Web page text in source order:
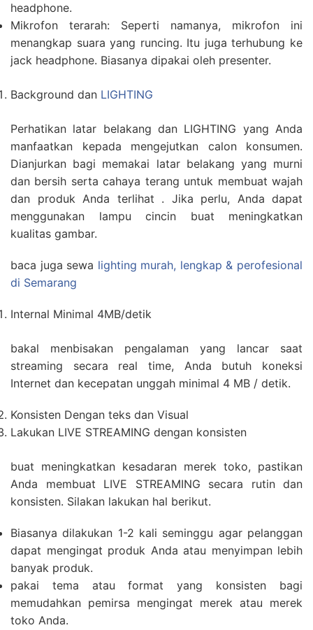
headphone.
Mikrofon terarah: Seperti namanya, mikrofon ini
menangkap suara yang runcing. Itu juga terhubung ke
jack headphone. Biasanya dipakai oleh presenter.
Background dan LIGHTING
Perhatikan latar belakang dan LIGHTING yang Anda
manfaatkan kepada mengejutkan calon konsumen.
Dianjurkan bagi memakai latar belakang yang murni
dan bersih serta cahaya terang untuk membuat wajah
dan produk Anda terlihat . Jika perlu, Anda dapat
menggunakan lampu cincin buat meningkatkan
kualitas gambar.
baca juga sewa lighting murah, lengkap & perofesional
di Semarang
Internal Minimal 4MB/detik
bakal menbisakan pengalaman yang lancar saat
streaming secara real time, Anda butuh koneksi
Internet dan kecepatan unggah minimal 4 MB / detik.
Konsisten Dengan teks dan Visual
Lakukan LIVE STREAMING dengan konsisten
buat meningkatkan kesadaran merek toko, pastikan
Anda membuat LIVE STREAMING secara rutin dan
konsisten. Silakan lakukan hal berikut.
Biasanya dilakukan 1-2 kali seminggu agar pelanggan
dapat mengingat produk Anda atau menyimpan lebih
banyak produk.
pakai tema atau format yang konsisten bagi
memudahkan pemirsa mengingat merek atau merek
toko Anda.